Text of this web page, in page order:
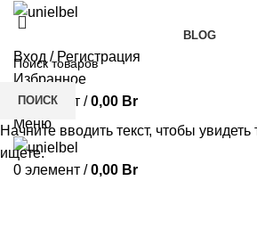
BLOG
Вход / Регистрация
Избранное
0элемент / 0,00 Br
Меню
0 элемент / 0,00 Br
ПОИСК
Начните вводить текст, чтобы
ищете.